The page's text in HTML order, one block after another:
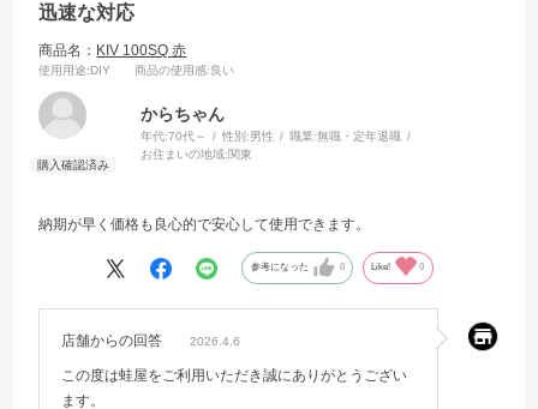
迅速な対応
商品名： KIV 100SQ 赤
使用用途:DIY 商品の使用感:良い
からちゃん
年代:70代～ 性別:男性 職業:無職・定年退職
お住まいの地域:関東
納期が早く価格も良心的で安心して使用できます。
参考になった 0 Like! 0
店舗からの回答 2026.4.6
この度は蛙屋をご利用いただき誠にありがとうござい
ます。